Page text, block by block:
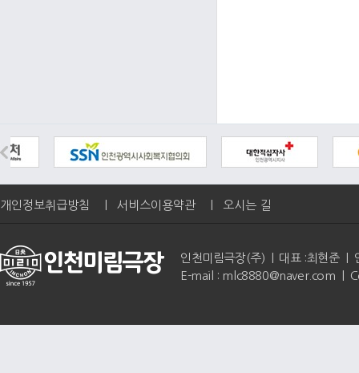
개인정보취급방침 서비스이용약관 오시는 길
인천미림극장(주) | 대표 :최현준 |
E-mail : mlc8880@naver.com |